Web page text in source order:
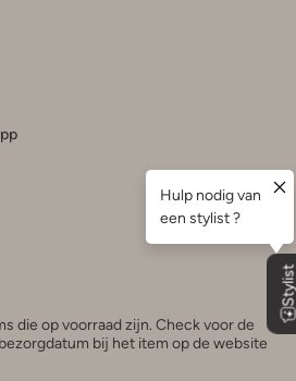
die op voorraad zijn. Check voor de
bij het item op de website